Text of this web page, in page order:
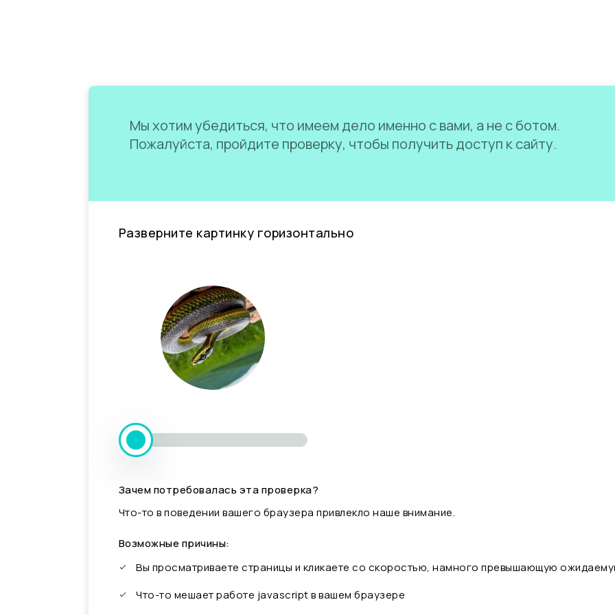
Мы хотим убедиться, что имеем дело именно с вами, а не с ботом.
Пожалуйста, пройдите проверку, чтобы получить доступ к сайту.
Разверните картинку горизонтально
Зачем потребовалась эта проверка?
Что-то в поведении вашего браузера привлекло наше внимание.
Возможные причины:
Вы просматриваете страницы и кликаете со скоростью, намного превышающую
Что-то мешает работе javascript в вашем браузере